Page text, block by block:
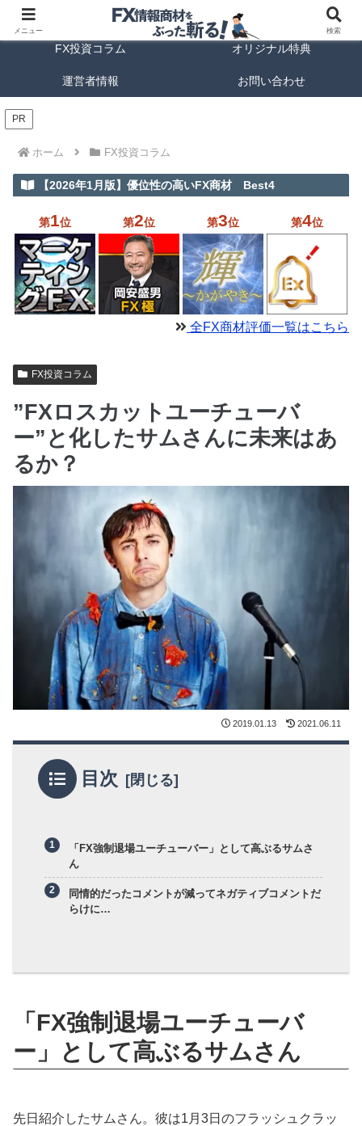
FX商材ランキング FX手法解説
FX投資コラム オリジナル特典
運営者情報 お問い合わせ
PR
ホーム FX投資コラム
【2026年1月版】優位性の高いFX商材 Best4
第1位 第2位 第3位 第4位
全FX商材評価一覧はこちら
FX投資コラム
”FXロスカットユーチューバ
ー”と化したサムさんに未来はあ
るか？
2019.01.13 2021.06.11
目次
「FX強制退場ユーチューバー」として高ぶるサムさ
ん
同情的だったコメントが減ってネガティブコメントだ
らけに…
「FX強制退場ユーチューバ
ー」として高ぶるサムさん
先日紹介したサムさん。彼は1月3日のフラッシュクラッ
メニュー 検索